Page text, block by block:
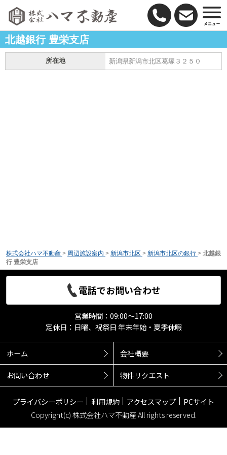
北越銀行 豊栄支店
所在地 新潟県新潟市北区葛塚３２５０
株式会社ハマ不動産 > 周辺施設案内 > 新潟市北区 > 新潟市北区の銀行 > 北越銀
行 豊栄支店
電話でお問い合わせ
営業時間：09:00～17:00
定休日：日曜、祝祭日 年末年始・夏季休暇
ホーム 会社概要
お問い合わせ 物件リクエスト
プライバシーポリシー 利用規約 アクセスマップ
PCサイト
Copyright(c) 株式会社ハマ不動産 All rights reserved.